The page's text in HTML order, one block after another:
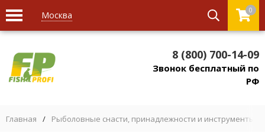
Москва 0
8 (800) 700-14-09
Звонок бесплатный по
РФ
Главная / Рыболовные снасти, принадлежности и инструменты